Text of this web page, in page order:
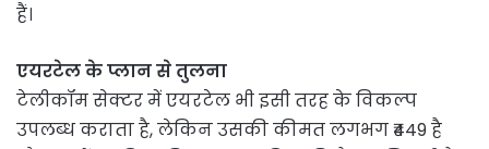
हैं।
एयरटेल के प्लान से तुलना
टेलीकॉम सेक्टर में एयरटेल भी इसी तरह के विकल्प
उपलब्ध कराता है, लेकिन उसकी कीमत लगभग ₹449 है